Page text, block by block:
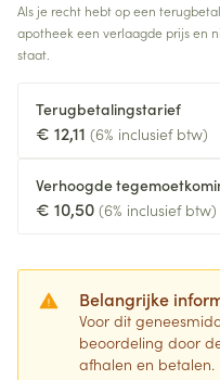
Als je recht hebt op een
apotheek een verlaagde prijs en
staat.
Terugbetalingstarief
€ 12,11 (6% inclusief btw)
Verhoogde
€ 10,50 (6% inclusief btw)
Belangrijke
Voor dit
beoordeling door
afhalen en betalen.